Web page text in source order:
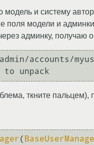
модель и систему
поля модели и
админку, получаю
accounts/
ткните пальцем),
(